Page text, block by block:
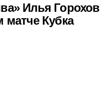
Илья Горохов
матче Кубка